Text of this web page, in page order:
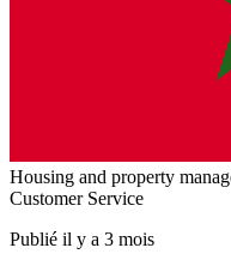
Housing and property
Customer Service
Publié il y a 3 mois